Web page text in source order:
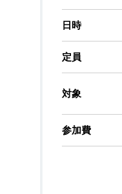
日時
定員
対象
参加費